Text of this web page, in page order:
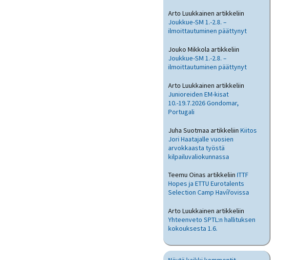
Arto Luukkainen artikkeliin
Joukkue-SM 1.-2.8. –
ilmoittautuminen päättynyt
Jouko Mikkola artikkeliin
Joukkue-SM 1.-2.8. –
ilmoittautuminen päättynyt
Arto Luukkainen artikkeliin
Junioreiden EM-kisat
10.-19.7.2026 Gondomar,
Portugali
Juha Suotmaa artikkeliin Kiitos
Jori Haatajalle vuosien
arvokkaasta työstä
kilpailuvaliokunnassa
Teemu Oinas artikkeliin ITTF
Hopes ja ETTU Eurotalents
Selection Camp Havířovissa
Arto Luukkainen artikkeliin
Yhteenveto SPTL:n hallituksen
kokouksesta 1.6.